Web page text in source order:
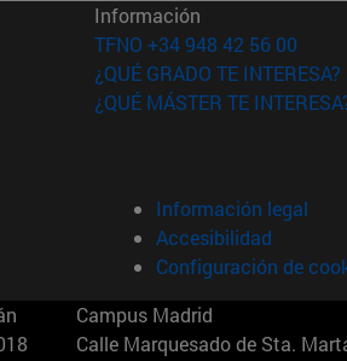
ventana)
ventana)
nueva ventana)
en nueva ventana)
en nueva ventana)
Información
TFNO +34 948 42 56 00
¿QUÉ GRADO TE INTERESA?
¿QUÉ MÁSTER TE
Información legal
Accesibilidad
Configuración de
Campus Madrid
Calle Marquesado de Sta.